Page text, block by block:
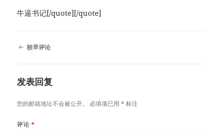
牛逼书记[/quote][/quote]
评 较早评论
发表回复
您的邮箱地址不会被公开。 必填项已用* 标注
评论 *